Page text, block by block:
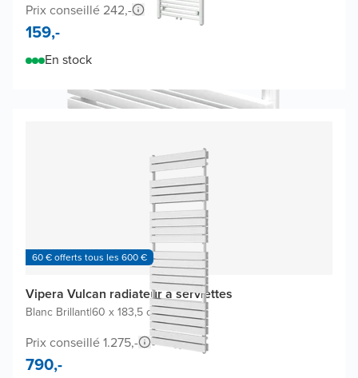
Prix conseillé 242,-
159,-
En stock
60 € offerts tous les 600 €
Vipera Vulcan radiateur à serviettes
Blanc Brillant|60 x 183,5 cm|1.866W
Prix conseillé 1.275,-
790,-